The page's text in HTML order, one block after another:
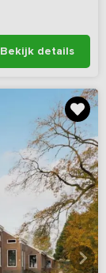
Bekijk details